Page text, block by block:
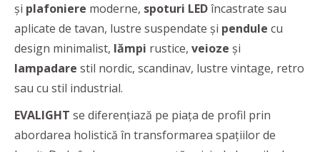
și plafoniere moderne, spoturi LEDîncastrate sau
aplicate de tavan, lustre suspendate și pendule cu
design minimalist, lămpi rustice, veioze și
lampadare stil nordic, scandinav, lustre vintage, retro
sau cu stil industrial.
EVALIGHT se diferenţiază pe piaţa de profil prin
abordarea holistică în transformarea spațiilor de